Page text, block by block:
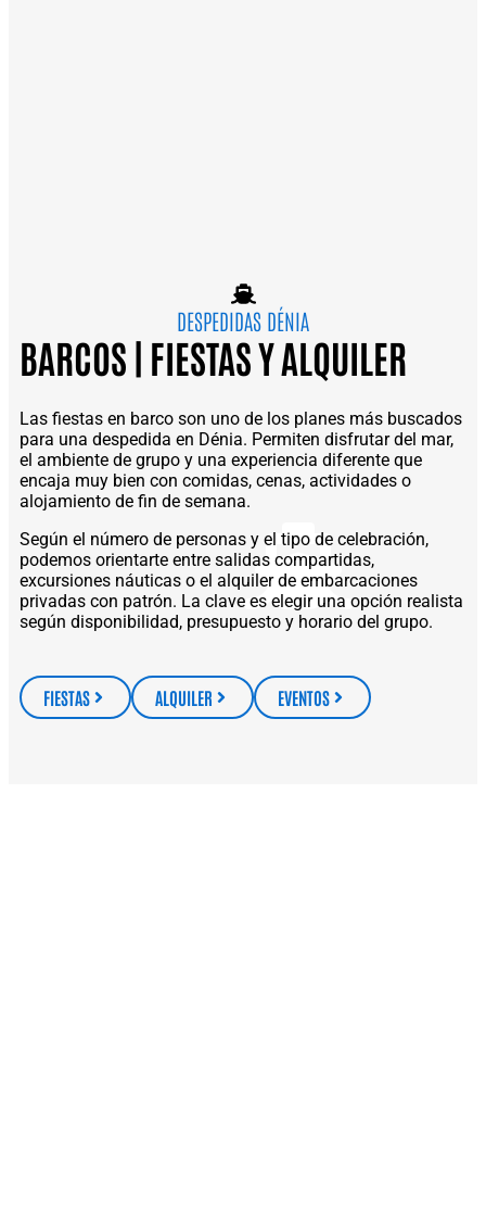
DESPEDIDAS DÉNIA
BARCOS | FIESTAS Y ALQUILER
Las fiestas en barco son uno de los planes más buscados
para una despedida en Dénia. Permiten disfrutar del mar,
el ambiente de grupo y una experiencia diferente que
encaja muy bien con comidas, cenas, actividades o
alojamiento de fin de semana.
Según el número de personas y el tipo de celebración,
podemos orientarte entre salidas compartidas,
excursiones náuticas o el alquiler de embarcaciones
privadas con patrón. La clave es elegir una opción realista
según disponibilidad, presupuesto y horario del grupo.
FIESTAS ALQUILER EVENTOS